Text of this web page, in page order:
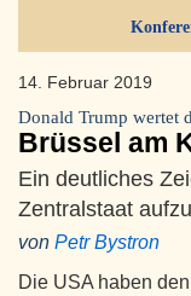
14. Februar 2019
Donald Trump wertet
Brüssel am
Ein deutliches
Zentralstaat
von Petr Bystron
Die USA haben